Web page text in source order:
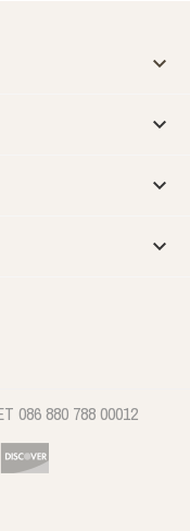




086 880 788 00012